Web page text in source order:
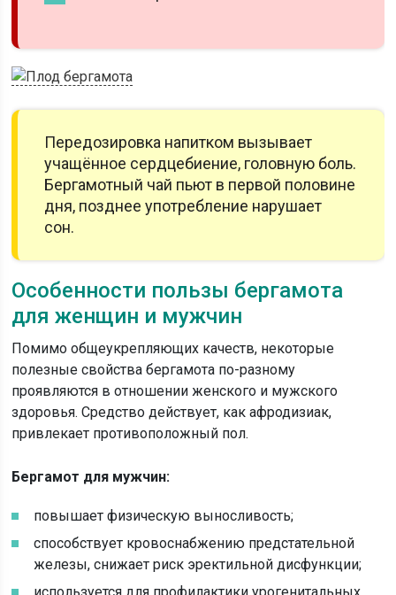
Передозировка напитком вызывает
учащённое сердцебиение, головную боль.
Бергамотный чай пьют в первой половине
дня, позднее употребление нарушает
сон.
Особенности пользы бергамота
для женщин и мужчин
Помимо общеукрепляющих качеств, некоторые
полезные свойства бергамота по-разному
проявляются в отношении женского и мужского
здоровья. Средство действует, как афродизиак,
привлекает противоположный пол.
Бергамот для мужчин:
повышает физическую выносливость;
способствует кровоснабжению предстательной
железы, снижает риск эректильной дисфункции;